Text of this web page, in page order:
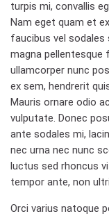
turpis mi, convallis
Nam eget quam et
faucibus vel sodales
magna pellentesque
ullamcorper nunc
ex sem, hendrerit
Mauris ornare odio
vulputate. Donec
ante sodales mi,
nec urna nec nunc
luctus sed rhoncus
tempor ante, non
Orci varius natoque